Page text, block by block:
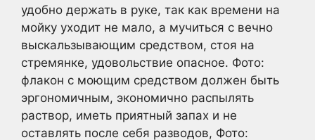
удобно держать в руке, так как времени на
мойку уходит не мало, а мучиться с вечно
выскальзывающим средством, стоя на
стремянке, удовольствие опасное. Фото:
флакон с моющим средством должен быть
эргономичным, экономично распылять
раствор, иметь приятный запах и не
оставлять после себя разводов, Фото: